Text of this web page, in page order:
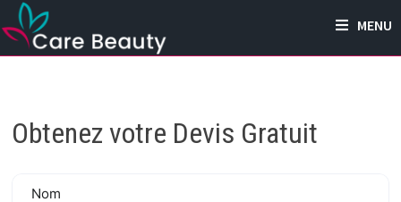
Passer
au
contenu
MENU
Obtenez votre Devis Gratuit